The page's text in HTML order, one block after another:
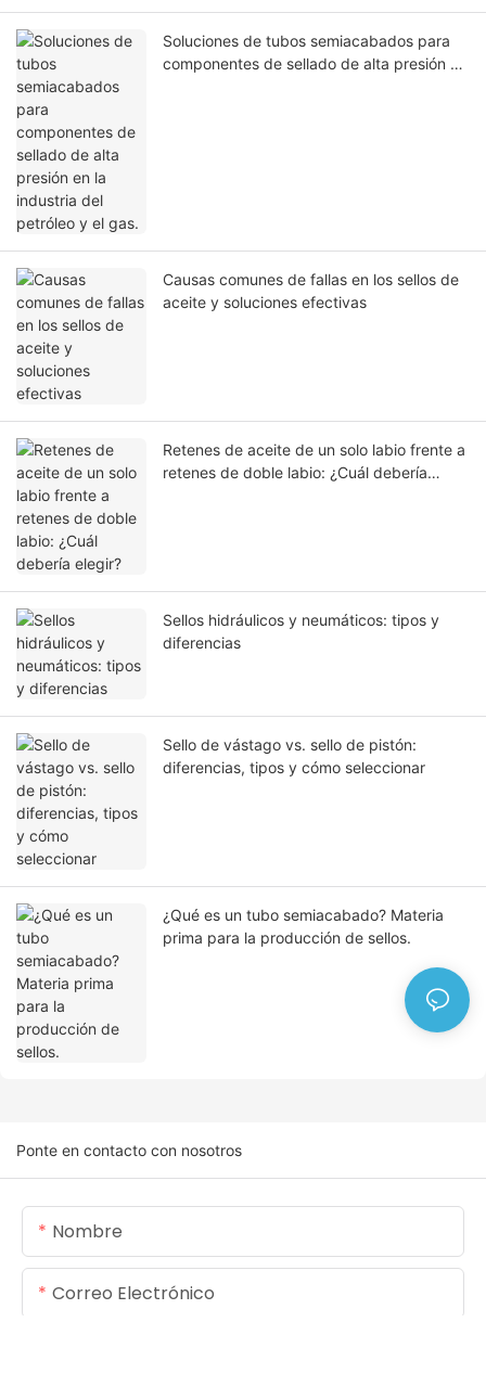
Soluciones de tubos semiacabados para
componentes de sellado de alta presión en
Causas comunes de fallas en los sellos de
aceite y soluciones efectivas
Retenes de aceite de un solo labio frente a
retenes de doble labio: ¿Cuál debería
Sellos hidráulicos y neumáticos: tipos y
diferencias
Sello de vástago vs. sello de pistón:
diferencias, tipos y cómo seleccionar
¿Qué es un tubo semiacabado? Materia
prima para la producción de sellos.
Ponte en contacto con nosotros
Nombre
Correo Electrónico